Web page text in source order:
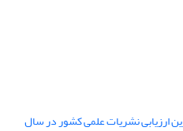
ارزیابی نشریات علمی کشور در سال